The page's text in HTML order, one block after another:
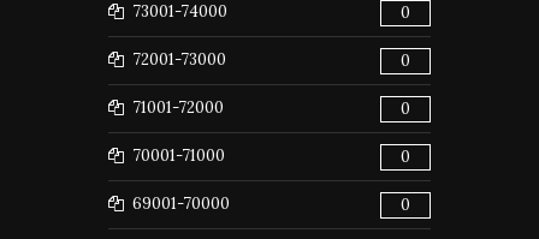
73001-74000 0
72001-73000 0
71001-72000 0
70001-71000 0
69001-70000 0